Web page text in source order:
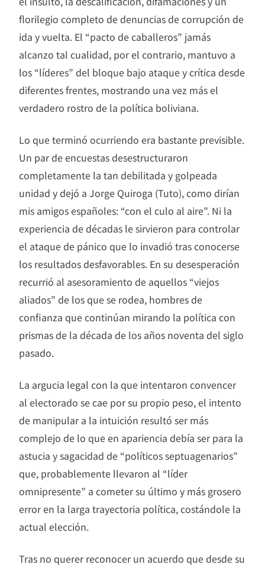
florilegio completo de denuncias de corrupción de
ida y vuelta. El “pacto de caballeros” jamás
alcanzo tal cualidad, por el contrario, mantuvo a
los “líderes” del bloque bajo ataque y crítica desde
diferentes frentes, mostrando una vez más el
verdadero rostro de la política boliviana.
Lo que terminó ocurriendo era bastante previsible.
Un par de encuestas desestructuraron
completamente la tan debilitada y golpeada
unidad y dejó a Jorge Quiroga (Tuto), como dirían
mis amigos españoles: “con el culo al aire”. Ni la
experiencia de décadas le sirvieron para controlar
el ataque de pánico que lo invadió tras conocerse
los resultados desfavorables. En su desesperación
recurrió al asesoramiento de aquellos “viejos
aliados” de los que se rodea, hombres de
confianza que continúan mirando la política con
prismas de la década de los años noventa del siglo
pasado.
La argucia legal con la que intentaron convencer
al electorado se cae por su propio peso, el intento
de manipular a la intuición resultó ser más
complejo de lo que en apariencia debía ser para la
astucia y sagacidad de “políticos septuagenarios”
que, probablemente llevaron al “líder
omnipresente” a cometer su último y más grosero
error en la larga trayectoria política, costándole la
actual elección.
Tras no querer reconocer un acuerdo que desde su